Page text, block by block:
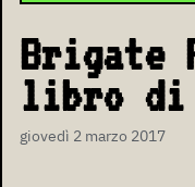
Brigate
libro
giovedì 2 marzo 2017